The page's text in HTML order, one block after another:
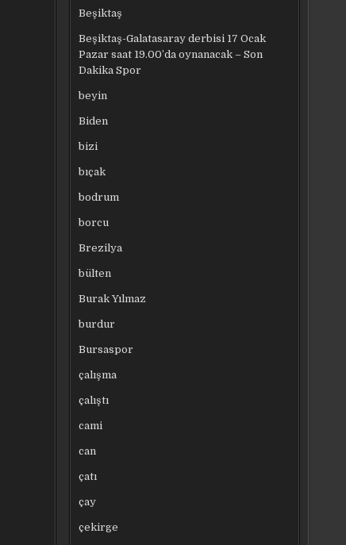
Beşiktaş
Beşiktaş-Galatasaray derbisi 17 Ocak
Pazar saat 19.00’da oynanacak – Son
Dakika Spor
beyin
Biden
bizi
bıçak
bodrum
borcu
Brezilya
bülten
Burak Yılmaz
burdur
Bursaspor
çalışma
çalıştı
cami
can
çatı
çay
çekirge